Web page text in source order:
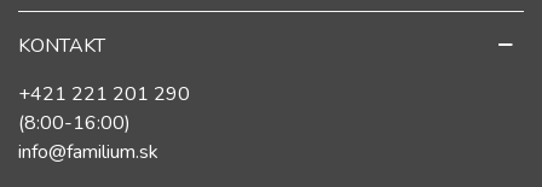
KONTAKT
+421 221 201 290
(8:00-16:00)
info@familium.sk